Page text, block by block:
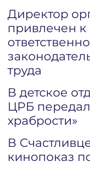
Директор
привлечен
труда
В детское
ЦРБ
храбрости»
В
кинопоказ